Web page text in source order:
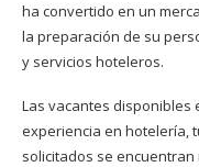
ha convertido en un
la preparación de su
y servicios hoteleros.
Las vacantes
experiencia en hotelería,
solicitados se